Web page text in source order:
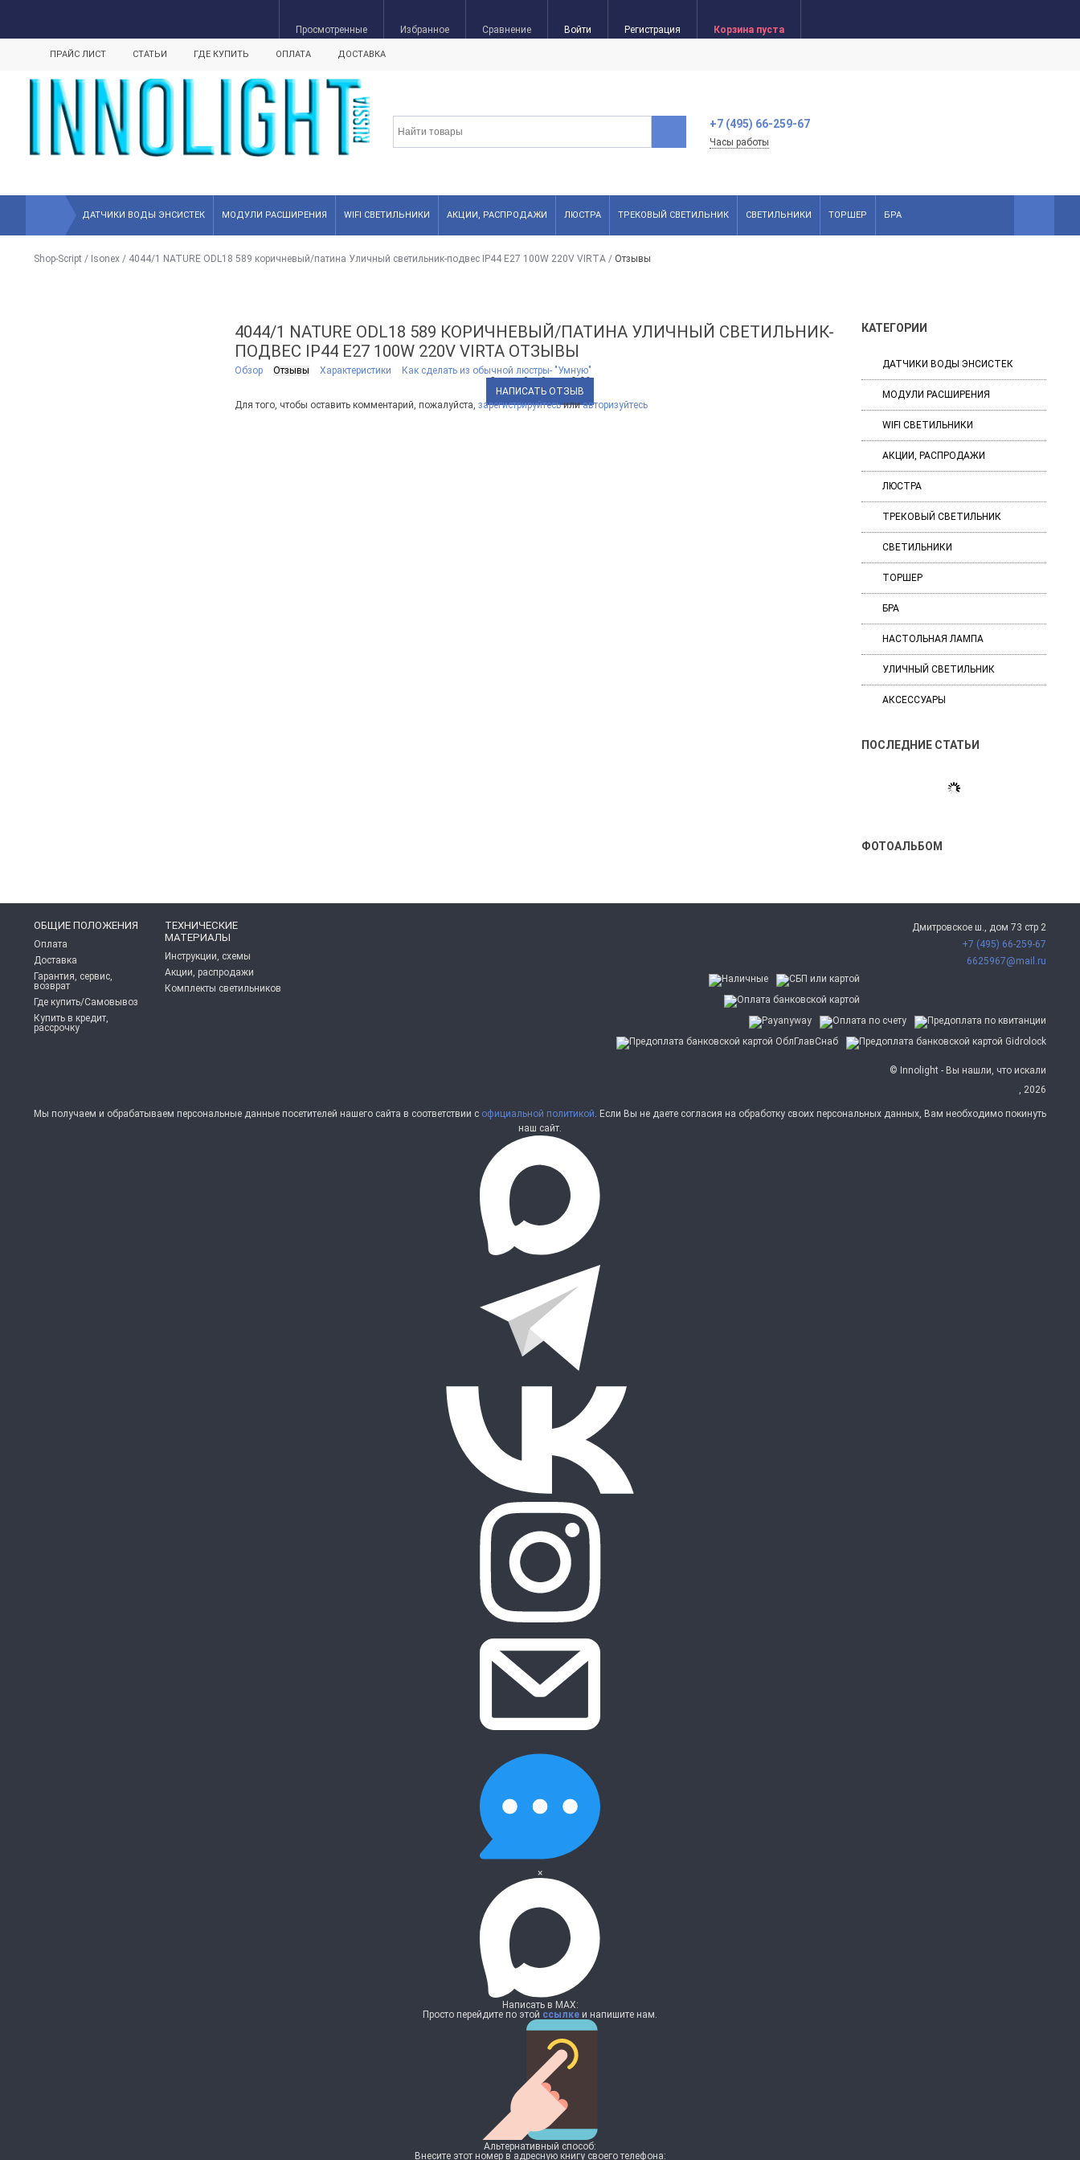
Просмотренные Избранное Сравнение Войти Регистрация Корзина пуста
ПРАЙС ЛИСТ СТАТЬИ ГДЕ КУПИТЬ ОПЛАТА ДОСТАВКА
+7 (495) 66-259-67
Часы работы
ДАТЧИКИ ВОДЫ ЭНСИСТЕК МОДУЛИ РАСШИРЕНИЯ WIFI СВЕТИЛЬНИКИ АКЦИИ, РАСПРОДАЖИ ЛЮСТРА ТРЕКОВЫЙ СВЕТИЛЬНИК СВЕТИЛЬНИКИ ТОРШЕР БРА
Shop-Script / Isonex / 4044/1 NATURE ODL18 589 коричневый/патина Уличный светильник-подвес IP44 E27 100W 220V VIRTA / Отзывы
КАТЕГОРИИ
ДАТЧИКИ ВОДЫ ЭНСИСТЕК
МОДУЛИ РАСШИРЕНИЯ
WIFI СВЕТИЛЬНИКИ
АКЦИИ, РАСПРОДАЖИ
ЛЮСТРА
ТРЕКОВЫЙ СВЕТИЛЬНИК
СВЕТИЛЬНИКИ
ТОРШЕР
БРА
НАСТОЛЬНАЯ ЛАМПА
УЛИЧНЫЙ СВЕТИЛЬНИК
АКСЕССУАРЫ
ПОСЛЕДНИЕ СТАТЬИ
ФОТОАЛЬБОМ
4044/1 NATURE ODL18 589 КОРИЧНЕВЫЙ/ПАТИНА УЛИЧНЫЙ СВЕТИЛЬНИК-
ПОДВЕС IP44 E27 100W 220V VIRTA ОТЗЫВЫ
Обзор Отзывы Характеристики
Как сделать из обычной люстры- "Умную"
Средний рейтинг:0.00
НАПИСАТЬ ОТЗЫВ
Для того, чтобы оставить комментарий, пожалуйста, зарегистрируйтесьилиавторизуйтесь
ОБЩИЕ ПОЛОЖЕНИЯ
Оплата
Доставка
Гарантия, сервис,
возврат
Где купить/Самовывоз
Купить в кредит,
рассрочку
ТЕХНИЧЕСКИЕ
МАТЕРИАЛЫ
Инструкции, схемы
Акции, распродажи
Комплекты светильников
Дмитровское ш., дом 73 стр 2
+7 (495) 66-259-67
6625967@mail.ru
© Innolight - Вы нашли, что искали
, 2026
Мы получаем и обрабатываем персональные данные посетителей нашего сайта в соответствии с официальной политикой . Если Вы не даете согласия на обработку своих персональных данных, Вам необходимо покинуть
наш сайт.
×
Написать в MAX:
Просто перейдите по этой ссылке и напишите нам.
Альтернативный способ:
Внесите этот номер в адресную книгу своего телефона: